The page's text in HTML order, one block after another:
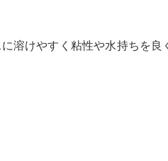
溶けやすく粘性や水持ちを